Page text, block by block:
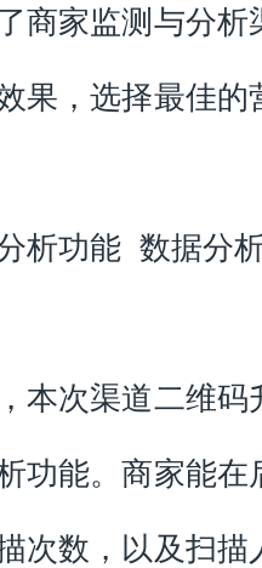
商家监测与分析
果，选择最佳的
析功能 数据分
本次渠道二维码
功能。商家能在
次数，以及扫描